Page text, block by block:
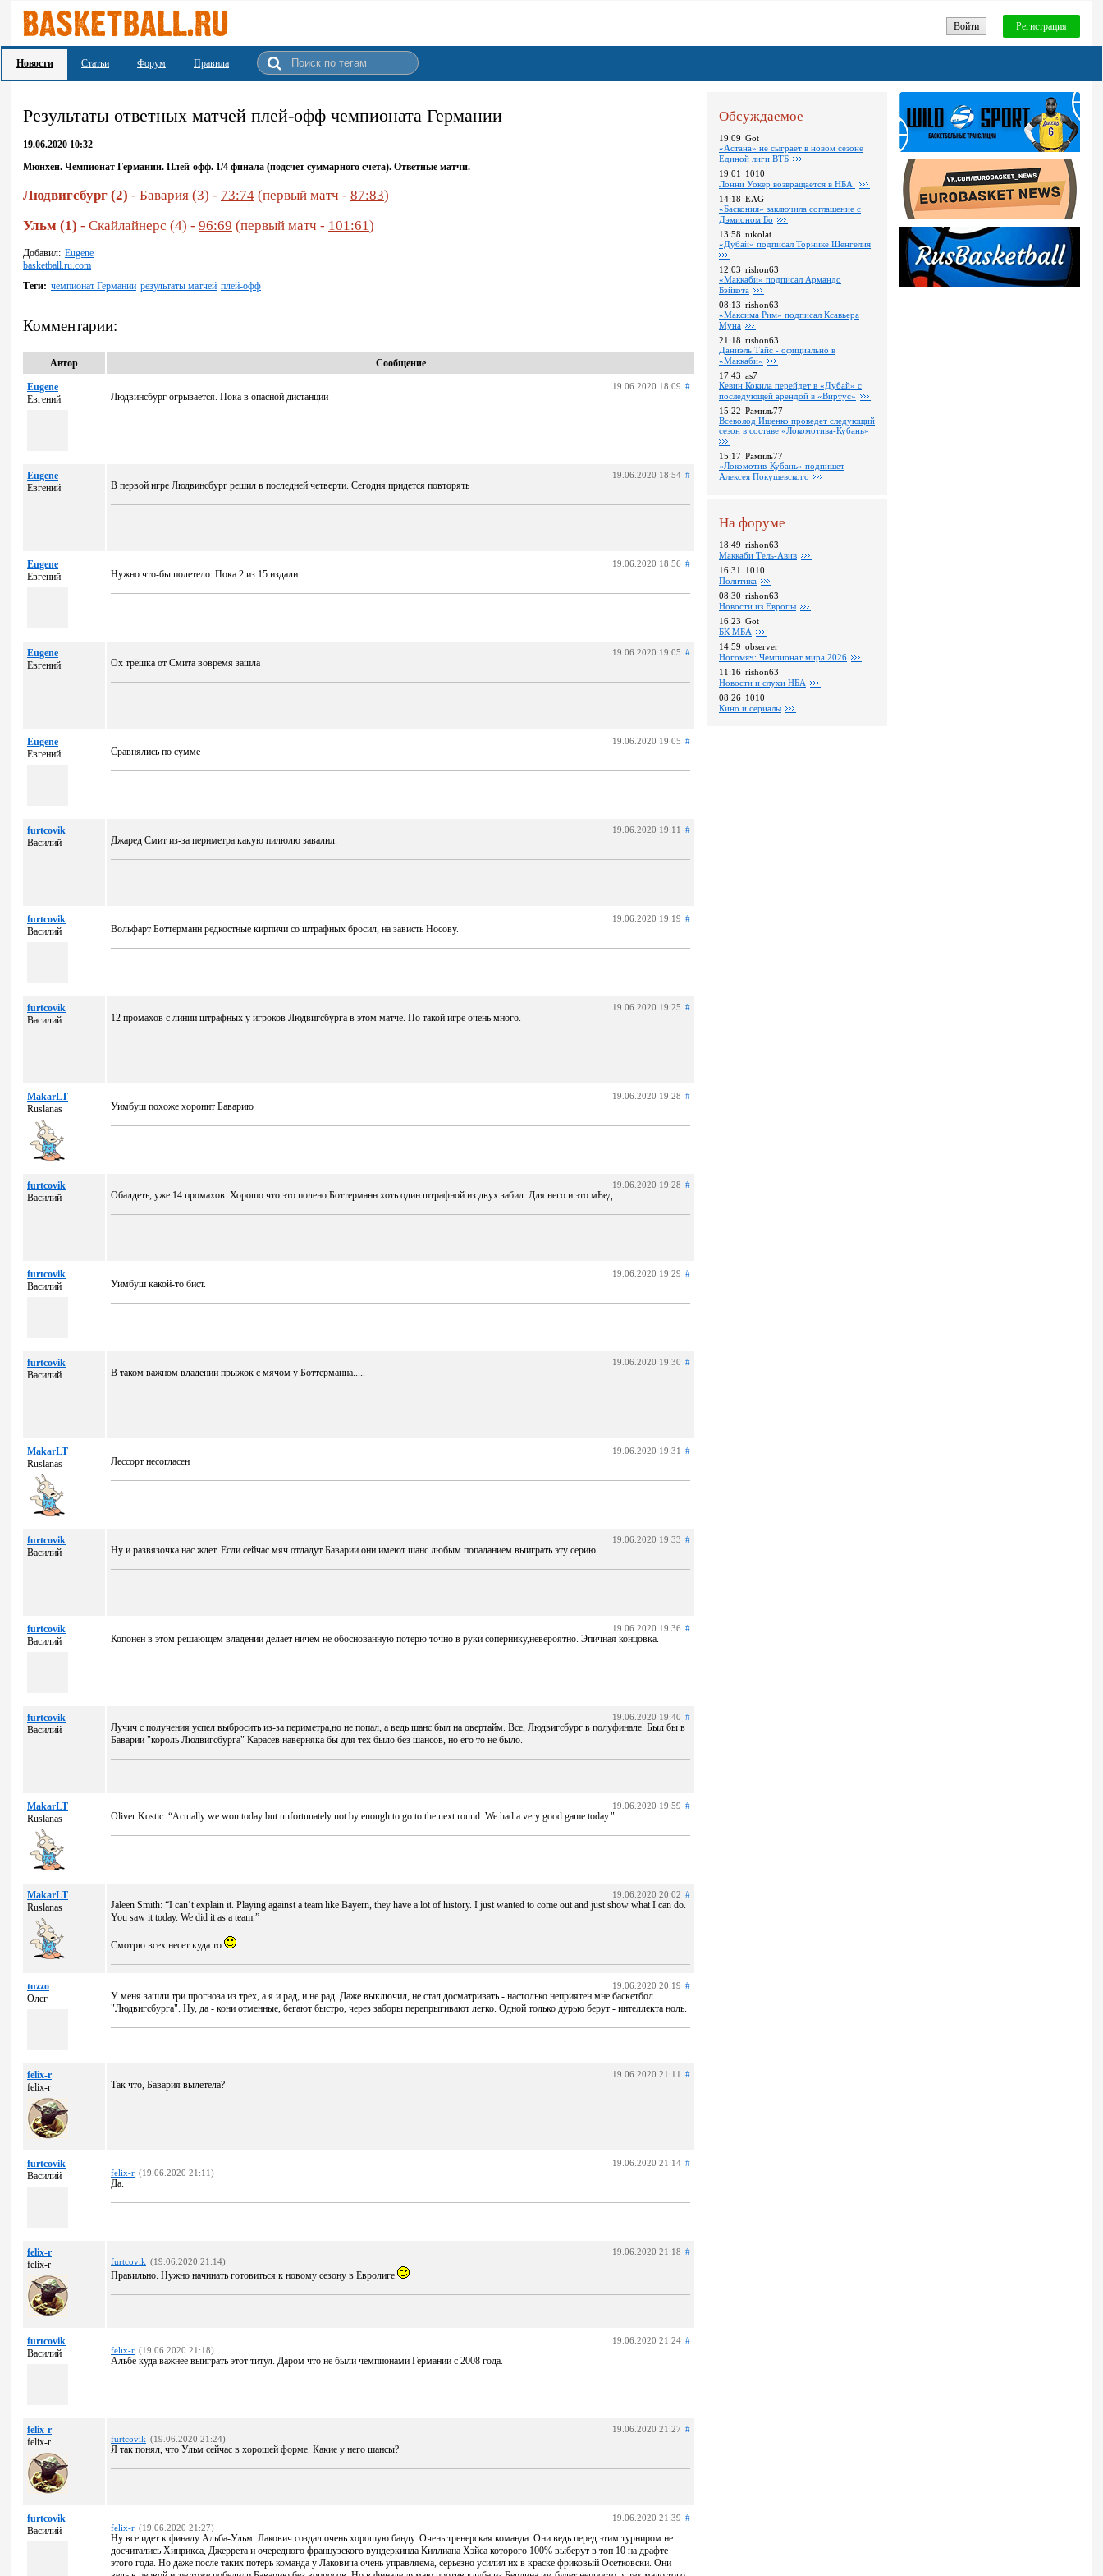
Войти Регистрация
Новости Статьи Форум Правила
Результаты ответных матчей плей-офф чемпионата Германии
19.06.2020 10:32
Мюнхен. Чемпионат Германии. Плей-офф. 1/4 финала (подсчет суммарного счета). Ответные матчи.
Людвигсбург (2) - Бавария (3) - 73:74 (первый матч - 87:83)
Ульм (1) - Скайлайнерс (4) - 96:69 (первый матч - 101:61)
Добавил: Eugene
basketball.ru.com
Теги: чемпионат Германии результаты матчей плей-офф
Комментарии:
Автор Сообщение
Eugene
Евгений
19.06.2020 18:09 #
Людвинсбург огрызается. Пока в опасной дистанции
Eugene
Евгений
19.06.2020 18:54 #
В первой игре Людвинсбург решил в последней четверти. Сегодня придется повторять
Eugene
Евгений
19.06.2020 18:56 #
Нужно что-бы полетело. Пока 2 из 15 издали
Eugene
Евгений
19.06.2020 19:05 #
Ох трёшка от Смита вовремя зашла
Eugene
Евгений
19.06.2020 19:05 #
Сравнялись по сумме
furtcovik
Василий
19.06.2020 19:11 #
Джаред Смит из-за периметра какую пилюлю завалил.
furtcovik
Василий
19.06.2020 19:19 #
Вольфарт Боттерманн редкостные кирпичи со штрафных бросил, на зависть Носову.
furtcovik
Василий
19.06.2020 19:25 #
12 промахов с линии штрафных у игроков Людвигсбурга в этом матче. По такой игре очень много.
MakarLT
Ruslanas
19.06.2020 19:28 #
Уимбуш похоже хоронит Баварию
furtcovik
Василий
19.06.2020 19:28 #
Обалдеть, уже 14 промахов. Хорошо что это полено Боттерманн хоть один штрафной из двух забил. Для него и это мЬед.
furtcovik
Василий
19.06.2020 19:29 #
Уимбуш какой-то бист.
furtcovik
Василий
19.06.2020 19:30 #
В таком важном владении прыжок с мячом у Боттерманна.....
MakarLT
Ruslanas
19.06.2020 19:31 #
Лессорт несогласен
furtcovik
Василий
19.06.2020 19:33 #
Ну и развязочка нас ждет. Если сейчас мяч отдадут Баварии они имеют шанс любым попаданием выиграть эту серию.
furtcovik
Василий
19.06.2020 19:36 #
Копонен в этом решающем владении делает ничем не обоснованную потерю точно в руки сопернику,невероятно. Эпичная концовка.
furtcovik
Василий
19.06.2020 19:40 #
Лучич с получения успел выбросить из-за периметра,но не попал, а ведь шанс был на овертайм. Все, Людвигсбург в полуфинале. Был бы в
Баварии "король Людвигсбурга" Карасев наверняка бы для тех было без шансов, но его то не было.
MakarLT
Ruslanas
19.06.2020 19:59 #
Oliver Kostic: “Actually we won today but unfortunately not by enough to go to the next round. We had a very good game today."
MakarLT
Ruslanas
19.06.2020 20:02 #
Jaleen Smith: “I can’t explain it. Playing against a team like Bayern, they have a lot of history. I just wanted to come out and just show what I can do.
You saw it today. We did it as a team.”
Смотрю всех несет куда то
tuzzo
Олег
19.06.2020 20:19 #
У меня зашли три прогноза из трех, а я и рад, и не рад. Даже выключил, не стал досматривать - настолько неприятен мне баскетбол
"Людвигсбурга". Ну, да - кони отменные, бегают быстро, через заборы перепрыгивают легко. Одной только дурью берут - интеллекта ноль.
felix-r
felix-r
19.06.2020 21:11 #
Так что, Бавария вылетела?
furtcovik
Василий
19.06.2020 21:14 #
felix-r (19.06.2020 21:11)
Да.
felix-r
felix-r
19.06.2020 21:18 #
furtcovik (19.06.2020 21:14)
Правильно. Нужно начинать готовиться к новому сезону в Евролиге
furtcovik
Василий
19.06.2020 21:24 #
felix-r (19.06.2020 21:18)
Альбе куда важнее выиграть этот титул. Даром что не были чемпионами Германии с 2008 года.
felix-r
felix-r
19.06.2020 21:27 #
furtcovik (19.06.2020 21:24)
Я так понял, что Ульм сейчас в хорошей форме. Какие у него шансы?
furtcovik
Василий
19.06.2020 21:39 #
felix-r (19.06.2020 21:27)
Ну все идет к финалу Альба-Ульм. Лакович создал очень хорошую банду. Очень тренерская команда. Они ведь перед этим турниром не
досчитались Хинрикса, Джеррета и очередного французского вундеркинда Киллиана Хэйса которого 100% выберут в топ 10 на драфте
этого года. Но даже после таких потерь команда у Лаковича очень управляема, серьезно усилил их в краске фриковый Осетковски. Они
Обсуждаемое
19:09 Got
«Астана» не сыграет в новом сезоне
Единой лиги ВТБ
19:01
1010
Лонни Уокер возвращается в НБА
14:18 EAG
«Баскония» заключила соглашение с
Дэмионом Бо
13:58 nikolat
«Дубай» подписал Торнике Шенгелия
12:03 rishon63
«Маккаби» подписал Армандо
Бэйкота
08:13 rishon63
«Максима Рим» подписал Ксавьера
Муна
21:18 rishon63
Даниэль Тайс - официально в
«Маккаби»
17:43 as7
Кевин Кокила перейдет в «Дубай» с
последующей арендой в «Виртус»
15:22 Рамиль77
Всеволод Ищенко проведет следующий
сезон в составе «Локомотива-Кубань»
15:17 Рамиль77
«Локомотив-Кубань» подпишет
Алексея Покушевского
На форуме
18:49 rishon63
Маккаби Тель-Авив
16:31
1010
Политика
08:30 rishon63
Новости из Европы
16:23 Got
БК МБА
14:59 observer
Ногомяч: Чемпионат мира 2026
11:16 rishon63
Новости и слухи НБА
08:26 1010
Кино и сериалы